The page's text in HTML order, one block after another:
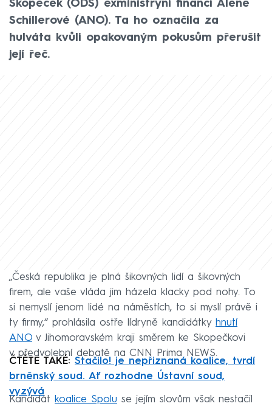
Skopeček (ODS) exministryni financí Aleně
Schillerové (ANO). Ta ho označila za
hulváta kvůli opakovaným pokusům přerušit
její řeč.
„Česká republika je plná šikovných lidí a šikovných
firem, ale vaše vláda jim házela klacky pod nohy. To
si nemyslí jenom lidé na náměstích, to si myslí právě i
ty firmy,“ prohlásila ostře lídryně kandidátky hnutí
ANO v Jihomoravském kraji směrem ke Skopečkovi
v předvolební debatě na CNN Prima NEWS.
ČTĚTE TAKÉ: Stačilo! je nepřiznaná koalice, tvrdí
brněnský soud. Ať rozhodne Ústavní soud,
vyzývá
Kandidát koalice Spolu se jejím slovům však nestačil